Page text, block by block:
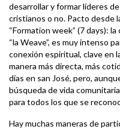
desarrollar y formar líderes
cristianos o no. Pacto desde
“Formation week” (7 days):
“la Weave”, es muy intenso
conexión espiritual, clave en
manera más directa, más
días en san José, pero,
búsqueda de vida
para todos los que se
Hay muchas maneras de